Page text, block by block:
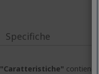
"Caratteristiche" contiene
Specifiche